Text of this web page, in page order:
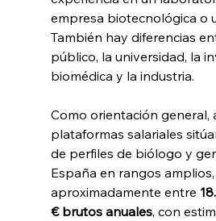
empresa biotecnológica o
También hay diferencias
público, la universidad, la
biomédica y la industria.
Como orientación general,
plataformas salariales
de perfiles de biólogo y
España en rangos amplios,
aproximadamente entre
€ brutos anuales, con